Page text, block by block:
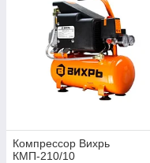
Компрессор Вихрь
КМП-210/10